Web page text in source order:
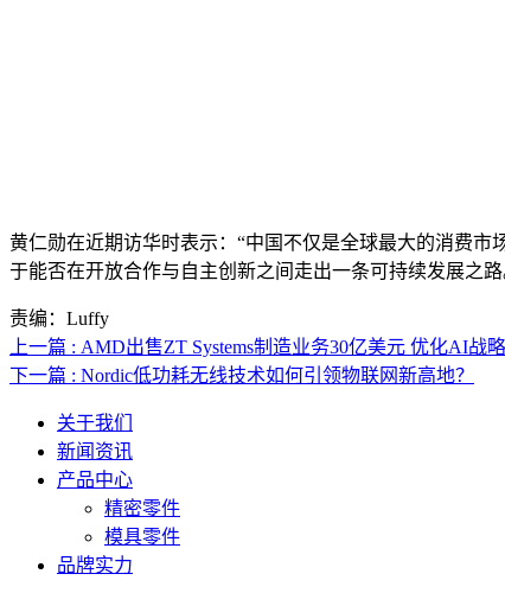
黄仁勋在近期访华时表示：“中国不仅是全球最大的消费
于能否在开放合作与自主创新之间走出一条可持续发展之
责编：Luffy
上一篇 : AMD出售ZT Systems制造业务30亿美元 优化AI战
下一篇 : Nordic低功耗无线技术如何引领物联网新高地？
关于我们
新闻资讯
产品中心
精密零件
模具零件
品牌实力